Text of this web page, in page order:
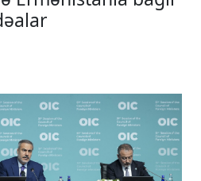
Təşkilatının